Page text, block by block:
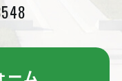
ーム